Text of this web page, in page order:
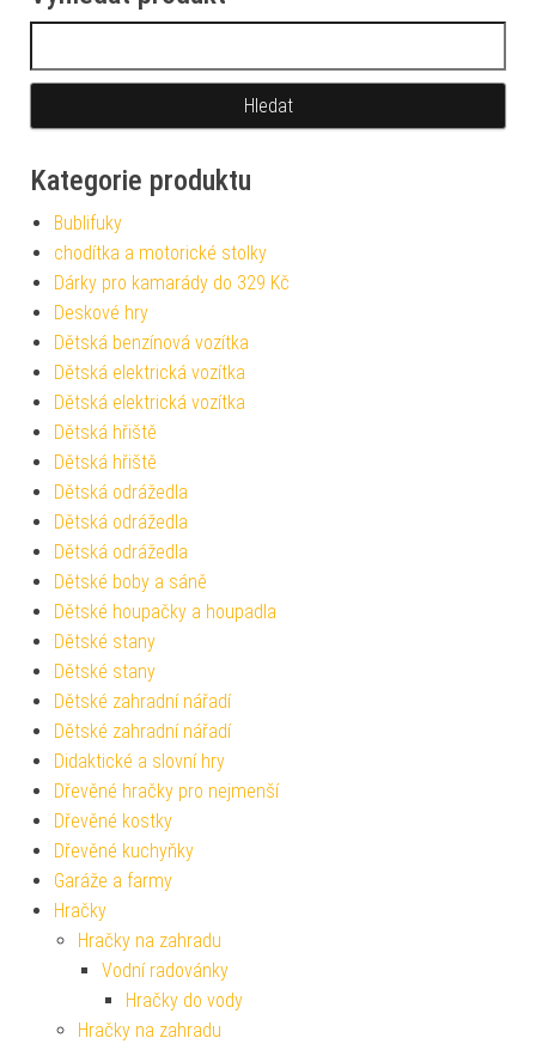
Kategorie produktu
Bublifuky
chodítka a motorické stolky
Dárky pro kamarády do 329 Kč
Deskové hry
Dětská benzínová vozítka
Dětská elektrická vozítka
Dětská elektrická vozítka
Dětská hřiště
Dětská hřiště
Dětská odrážedla
Dětská odrážedla
Dětská odrážedla
Dětské boby a sáně
Dětské houpačky a houpadla
Dětské stany
Dětské stany
Dětské zahradní nářadí
Dětské zahradní nářadí
Didaktické a slovní hry
Dřevěné hračky pro nejmenší
Dřevěné kostky
Dřevěné kuchyňky
Garáže a farmy
Hračky
Hračky na zahradu
Vodní radovánky
Hračky do vody
Hračky na zahradu